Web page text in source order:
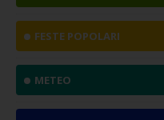
FESTE POPOLARI
METEO